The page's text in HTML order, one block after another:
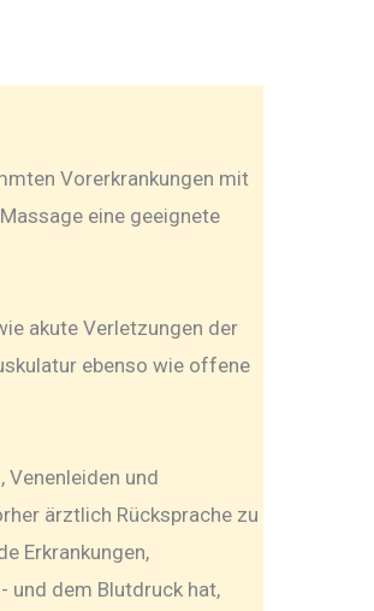
Vorerkrankungen mit
eine geeignete
akute Verletzungen der
ebenso wie offene
Venenleiden und
ärztlich Rücksprache zu
Erkrankungen,
und dem Blutdruck hat,